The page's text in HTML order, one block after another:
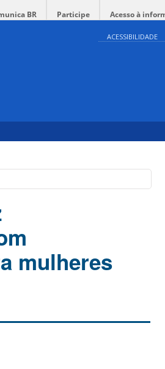
BR Participe Acesso à
ACESSIBILIDADE
mulheres